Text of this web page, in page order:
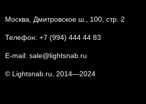
Москва, Дмитровское ш., 100, стр. 2
Телефон: +7 (994) 444 44 83
E-mail: sale@lightsnab.ru
© Lightsnab.ru, 2014—2024